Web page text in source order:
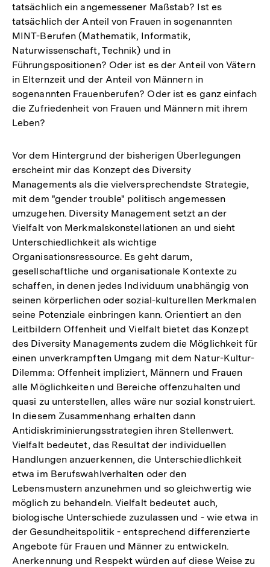
tatsächlich ein angemessener Maßstab? Ist es
tatsächlich der Anteil von Frauen in sogenannten
MINT-Berufen (Mathematik, Informatik,
Naturwissenschaft, Technik) und in
Führungspositionen? Oder ist es der Anteil von Vätern
in Elternzeit und der Anteil von Männern in
sogenannten Frauenberufen? Oder ist es ganz einfach
die Zufriedenheit von Frauen und Männern mit ihrem
Leben?
Vor dem Hintergrund der bisherigen Überlegungen
erscheint mir das Konzept des Diversity
Managements als die vielversprechendste Strategie,
mit dem "gender trouble" politisch angemessen
umzugehen. Diversity Management setzt an der
Vielfalt von Merkmalskonstellationen an und sieht
Unterschiedlichkeit als wichtige
Organisationsressource. Es geht darum,
gesellschaftliche und organisationale Kontexte zu
schaffen, in denen jedes Individuum unabhängig von
seinen körperlichen oder sozial-kulturellen Merkmalen
seine Potenziale einbringen kann. Orientiert an den
Leitbildern Offenheit und Vielfalt bietet das Konzept
des Diversity Managements zudem die Möglichkeit für
einen unverkrampften Umgang mit dem Natur-Kultur-
Dilemma: Offenheit impliziert, Männern und Frauen
alle Möglichkeiten und Bereiche offenzuhalten und
quasi zu unterstellen, alles wäre nur sozial konstruiert.
In diesem Zusammenhang erhalten dann
Antidiskriminierungsstrategien ihren Stellenwert.
Vielfalt bedeutet, das Resultat der individuellen
Handlungen anzuerkennen, die Unterschiedlichkeit
etwa im Berufswahlverhalten oder den
Lebensmustern anzunehmen und so gleichwertig wie
möglich zu behandeln. Vielfalt bedeutet auch,
biologische Unterschiede zuzulassen und - wie etwa in
der Gesundheitspolitik - entsprechend differenzierte
Angebote für Frauen und Männer zu entwickeln.
Anerkennung und Respekt würden auf diese Weise zu